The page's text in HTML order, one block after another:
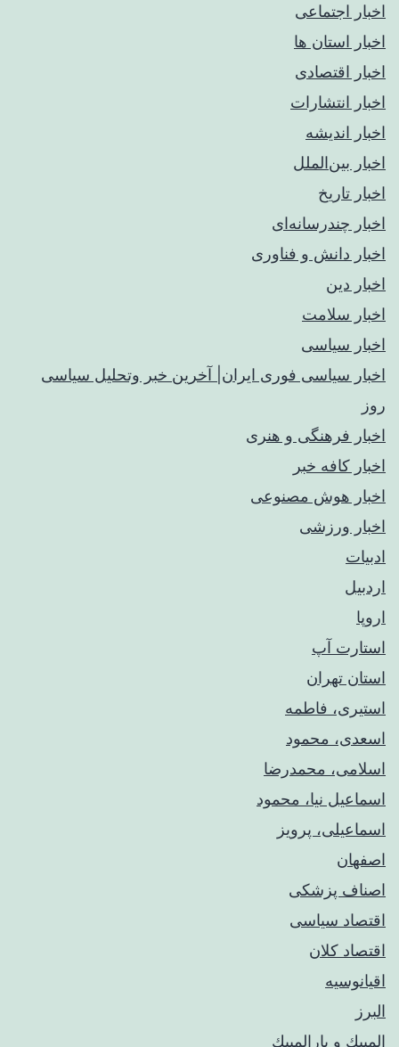
اخبار اجتماعی
اخبار استان ها
اخبار اقتصادی
اخبار انتشارات
اخبار اندیشه
اخبار بین‌الملل
اخبار تاریخ
اخبار چندرسانه‌ای
اخبار دانش و فناوری
اخبار دین
اخبار سلامت
اخبار سیاسی
اخبار سیاسی فوری ایران| آخرین خبر وتحلیل سیاسی
روز
اخبار فرهنگی و هنری
اخبار کافه خبر
اخبار هوش مصنوعی
اخبار ورزشی
ادبیات
اردبیل
اروپا
استارت آپ
استان تهران
استیری، فاطمه
اسعدی، محمود
اسلامی، محمدرضا
اسماعیل نیا، محمود
اسماعیلی، پرویز
اصفهان
اصناف پزشکی
اقتصاد سیاسی
اقتصاد کلان
اقیانوسیه
البرز
المپيك و پارالمپيك